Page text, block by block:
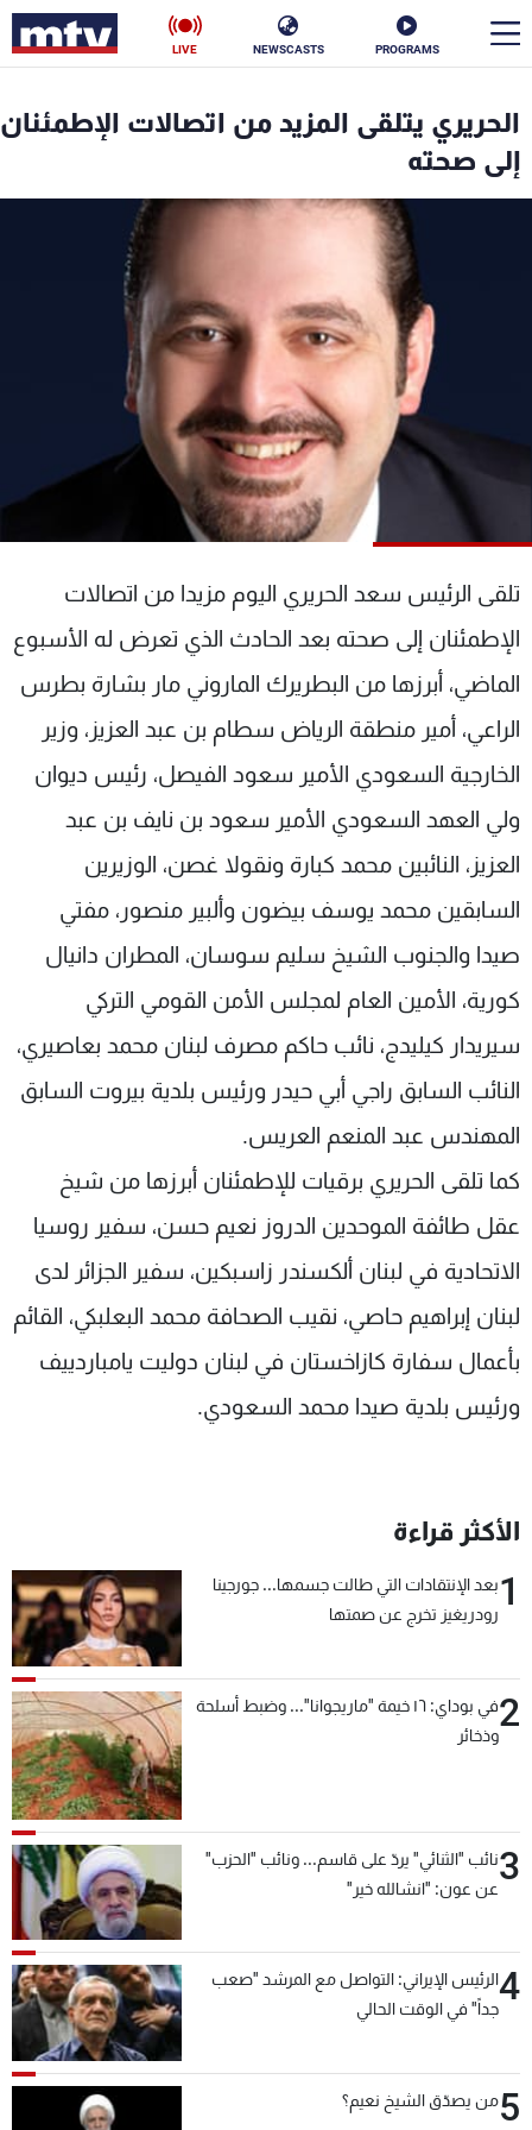
PROGRAMS
NEWSCASTS
LIVE
الحريري يتلقى المزيد من اتصالات الإطمئنان
إلى صحته
تلقى الرئيس سعد الحريري اليوم مزيدا من اتصالات
الإطمئنان إلى صحته بعد الحادث الذي تعرض له الأسبوع
الماضي، أبرزها من البطريرك الماروني مار بشارة بطرس
الراعي، أمير منطقة الرياض سطام بن عبد العزيز، وزير
الخارجية السعودي الأمير سعود الفيصل، رئيس ديوان
ولي العهد السعودي الأمير سعود بن نايف بن عبد
العزيز، النائبين محمد كبارة ونقولا غصن، الوزيرين
السابقين محمد يوسف بيضون وألبير منصور، مفتي
صيدا والجنوب الشيخ سليم سوسان، المطران دانيال
كورية، الأمين العام لمجلس الأمن القومي التركي
سيريدار كيليدج، نائب حاكم مصرف لبنان محمد بعاصيري،
النائب السابق راجي أبي حيدر ورئيس بلدية بيروت السابق
المهندس عبد المنعم العريس.
كما تلقى الحريري برقيات للإطمئنان أبرزها من شيخ
عقل طائفة الموحدين الدروز نعيم حسن، سفير روسيا
الاتحادية في لبنان ألكسندر زاسبكين، سفير الجزائر لدى
لبنان إبراهيم حاصي، نقيب الصحافة محمد البعلبكي، القائم
بأعمال سفارة كازاخستان في لبنان دوليت يامباردييف
ورئيس بلدية صيدا محمد السعودي.
الأكثر قراءة
1بعد الإنتقادات التي طالت جسمها... جورجينا
رودريغيز تخرج عن صمتها
2
في بوداي: ١٦ خيمة "ماريجوانا"... وضبط أسلحة
وذخائر
3نائب "الثنائي" يردّ على قاسم... ونائب "الحزب"
عن عون: "انشالله خير"
4الرئيس الإيراني: التواصل مع المرشد "صعب
جداً" في الوقت الحالي
5من يصدّق الشيخ نعيم؟
الأخبار
ناس
رياضة
كأس العالم
جدول البرامج
الترددات
الإنـتـاج
لاعلاناتكم
تواصل معنا
شروط الإسـتخدام
سياسة الخصوصية